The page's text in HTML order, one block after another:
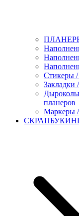
ПЛАНЕРЫ
Стикеры /
Закладки
планеров
Маркеры